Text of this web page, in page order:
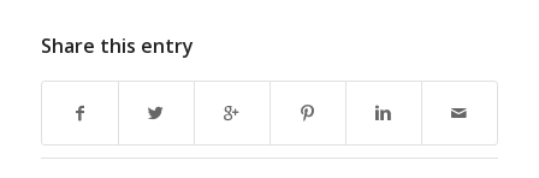
Share this entry